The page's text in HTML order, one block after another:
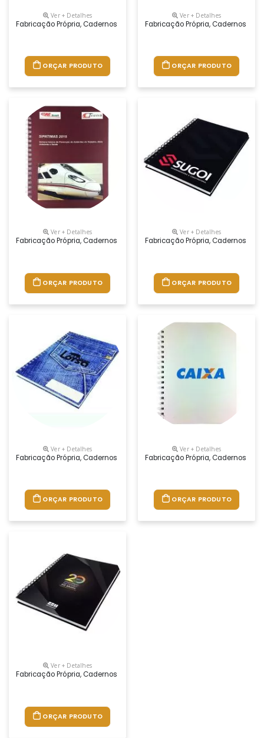
Ver + Detalhes
Fabricação Própria, Cadernos Personalizados Do Seu Jeito.tamanhos
ORÇAR PRODUTO
Ver + Detalhes
Fabricação Própria, Cadernos
ORÇAR PRODUTO
Ver + Detalhes
Fabricação Própria, Cadernos Personalizados Do Seu Jeito.tamanhos
ORÇAR PRODUTO
Ver + Detalhes
Fabricação Própria, Cadernos
ORÇAR PRODUTO
Ver + Detalhes
Fabricação Própria, Cadernos Personalizados Do Seu Jeito.tamanhos
ORÇAR PRODUTO
Ver + Detalhes
Fabricação Própria, Cadernos
ORÇAR PRODUTO
Ver + Detalhes
Fabricação Própria, Cadernos Personalizados Do Seu Jeito, Desde O
ORÇAR PRODUTO